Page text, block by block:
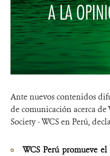
Ante nuevos contenidos
de comunicación acerca
Society - WCS en Perú,
WCS Perú promueve